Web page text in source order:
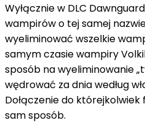
Wyłącznie w DLC
wampirów o tej samej
wyeliminować wszelkie
samym czasie wampiry
sposób na wyeliminowanie
wędrować za dnia według
Dołączenie do
sam sposób.